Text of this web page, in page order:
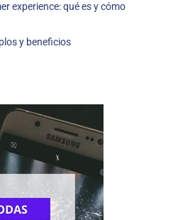
experience: qué es y cómo
y beneficios